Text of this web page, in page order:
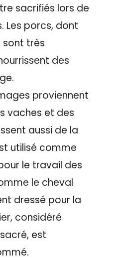
sacrifiés lors de
Les porcs, dont
sont très
des
proviennent
vaches et des
aussi de la
utilisé comme
le travail des
le cheval
dressé pour la
considéré
est